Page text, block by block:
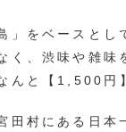
をベースとし
く、渋味や雑
んと【1,500円
村にある日本